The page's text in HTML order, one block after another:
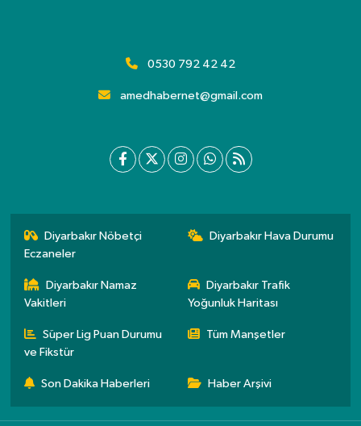
0530 792 42 42
amedhabernet@gmail.com
Diyarbakır Nöbetçi
Eczaneler
Diyarbakır Hava Durumu
Diyarbakır Namaz
Vakitleri
Diyarbakır Trafik
Yoğunluk Haritası
Süper Lig Puan Durumu
ve Fikstür
Tüm Manşetler
Son Dakika Haberleri Haber Arşivi